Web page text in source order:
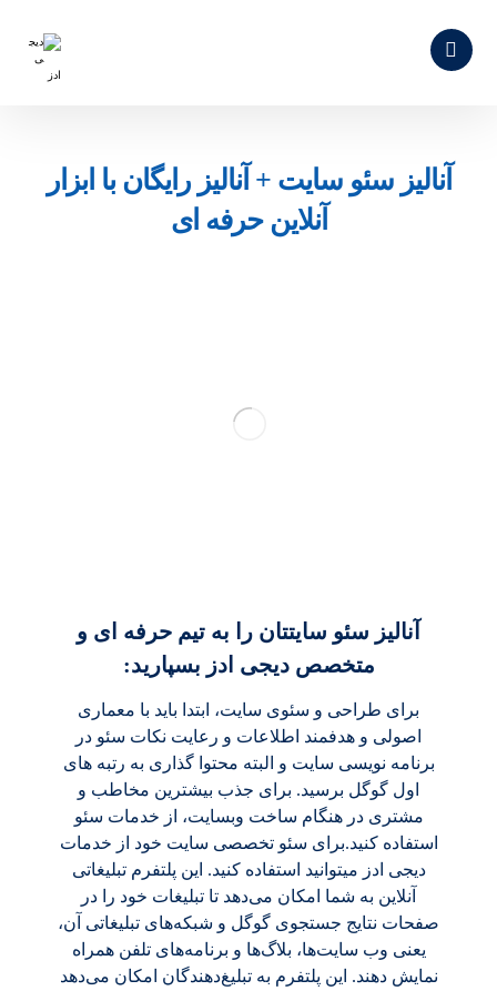
آنالیز سئو سایت + آنالیز رایگان با ابزار
آنلاین حرفه ای
آنالیز سئو سایتتان را به تیم حرفه ای و
متخصص دیجی ادز بسپارید:
برای طراحی و سئوی سایت، ابتدا باید با معماری
اصولی و هدفمند اطلاعات و رعایت نکات سئو در
برنامه نویسی سایت و البته محتوا گذاری به رتبه های
اول گوگل برسید. برای جذب بیشترین مخاطب و
مشتری در هنگام ساخت وبسایت، از خدمات سئو
استفاده کنید.برای سئو تخصصی سایت خود از خدمات
دیجی ادز میتوانید استفاده کنید. این پلتفرم تبلیغاتی
آنلاین به شما امکان می‌دهد تا تبلیغات خود را در
صفحات نتایج جستجوی گوگل و شبکه‌های تبلیغاتی آن،
یعنی وب‌ سایت‌ها، بلاگ‌ها و برنامه‌های تلفن همراه
نمایش دهند. این پلتفرم به تبلیغ‌دهندگان امکان می‌دهد